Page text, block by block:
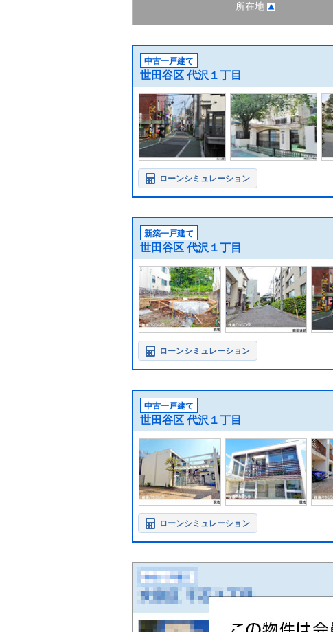
所在地
中古一戸建て
世田谷区 代沢１丁目
ローンシミュレーション
新築一戸建て
世田谷区 代沢１丁目
ローンシミュレーション
中古一戸建て
世田谷区 代沢１丁目
ローンシミュレーション